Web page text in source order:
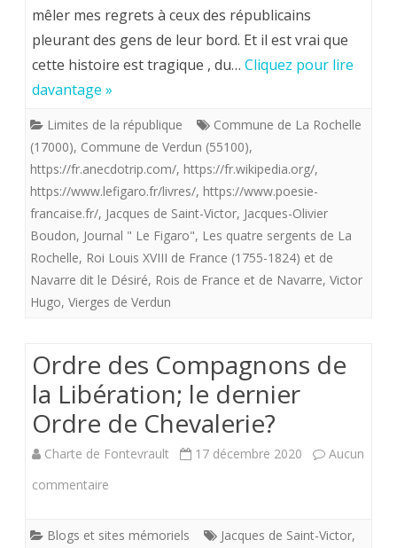
mêler mes regrets à ceux des républicains
pleurant des gens de leur bord. Et il est vrai que
cette histoire est tragique , du… Cliquez pour lire
davantage »
Limites de la république
Commune de La Rochelle
(17000), Commune de Verdun (55100),
https://fr.anecdotrip.com/, https://fr.wikipedia.org/,
https://www.lefigaro.fr/livres/, https://www.poesie-
francaise.fr/, Jacques de Saint-Victor, Jacques-Olivier
Boudon, Journal " Le Figaro", Les quatre sergents de La
Rochelle, Roi Louis XVIII de France (1755-1824) et de
Navarre dit le Désiré, Rois de France et de Navarre, Victor
Hugo, Vierges de Verdun
Ordre des Compagnons de
la Libération; le dernier
Ordre de Chevalerie?
Charte de Fontevrault 17 décembre 2020
Aucun
commentaire
Blogs et sites mémoriels Jacques de Saint-Victor,